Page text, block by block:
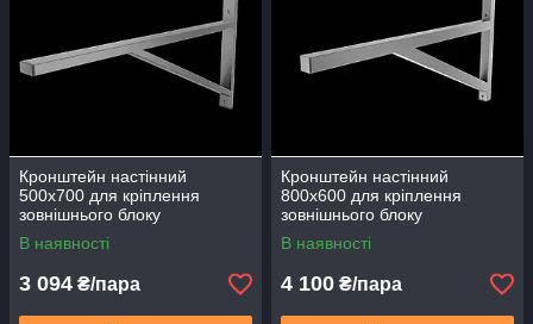
Кронштейн настінний
500х700 для кріплення
зовнішнього блоку
кондиціонера теплового
насоса КрП-03 пара
В наявності
3 094 ₴/пара
Кронштейн настінний
800х600 для кріплення
зовнішнього блоку
кондиціонера теплового
насоса КрП-04 пара
В наявності
4 100 ₴/пара